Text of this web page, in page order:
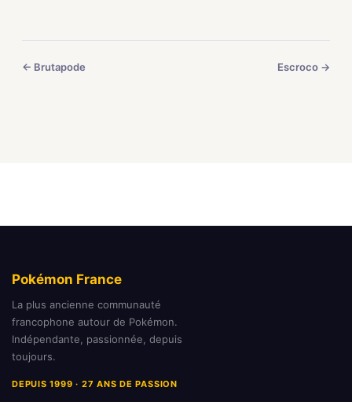
← Brutapode Escroco →
Pokémon France
La plus ancienne communauté
francophone autour de Pokémon.
Indépendante, passionnée, depuis
toujours.
DEPUIS 1999 · 27 ANS DE PASSION